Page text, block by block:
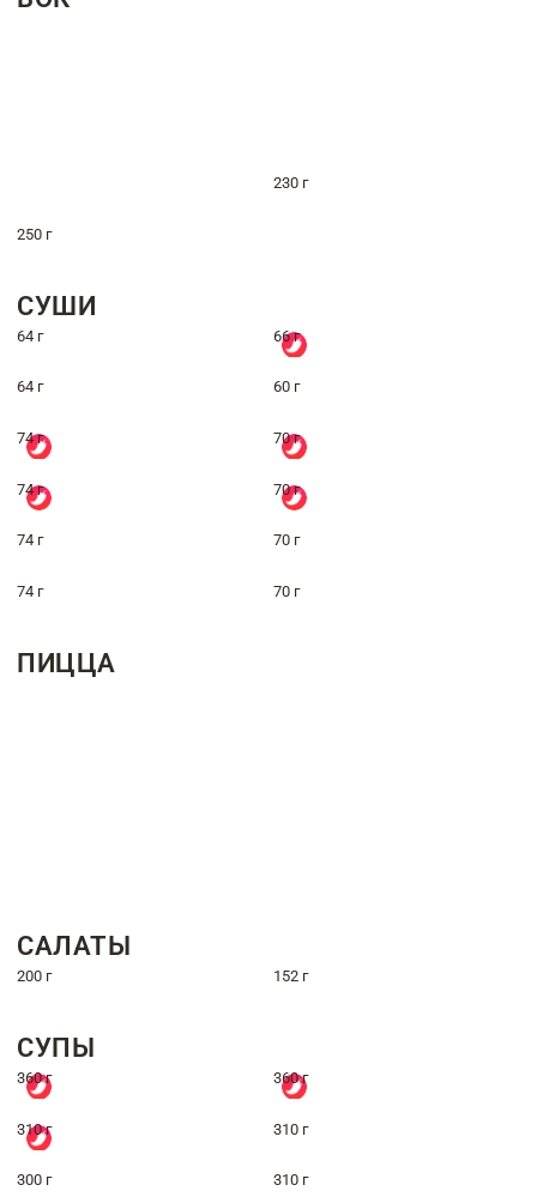
230 г
250 г
СУШИ
64 г 66 г
64 г 60 г
74 г 70 г
74 г 70 г
74 г 70 г
74 г 70 г
ПИЦЦА
САЛАТЫ
200 г 152 г
СУПЫ
360 г 360 г
310 г 310 г
300 г 310 г